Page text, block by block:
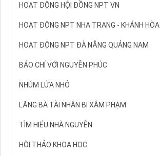
HOẠT ĐỘNG HỘI ĐỒNG NPT VN
HOẠT ĐỘNG NPT NHA TRANG - KHÁNH HÒA
HOẠT ĐỘNG NPT ĐÀ NẴNG QUẢNG NAM
BÁO CHÍ VỚI NGUYỄN PHÚC
NHÚM LỬA NHỎ
LĂNG BÀ TÀI NHÂN BỊ XÂM PHẠM
TÌM HIỂU NHÀ NGUYỄN
HỘI THẢO KHOA HỌC